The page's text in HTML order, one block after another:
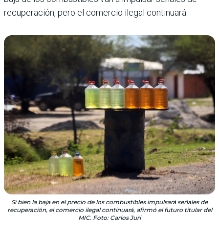
recuperación, pero el comercio ilegal continuará.
Si bien la baja en el precio de los combustibles impulsará señales de
recuperación, el comercio ilegal continuará, afirmó el futuro titular del
MIC. Foto: Carlos Juri